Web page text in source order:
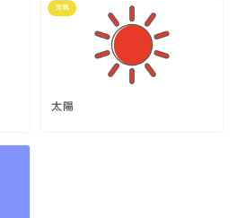
天気
太陽